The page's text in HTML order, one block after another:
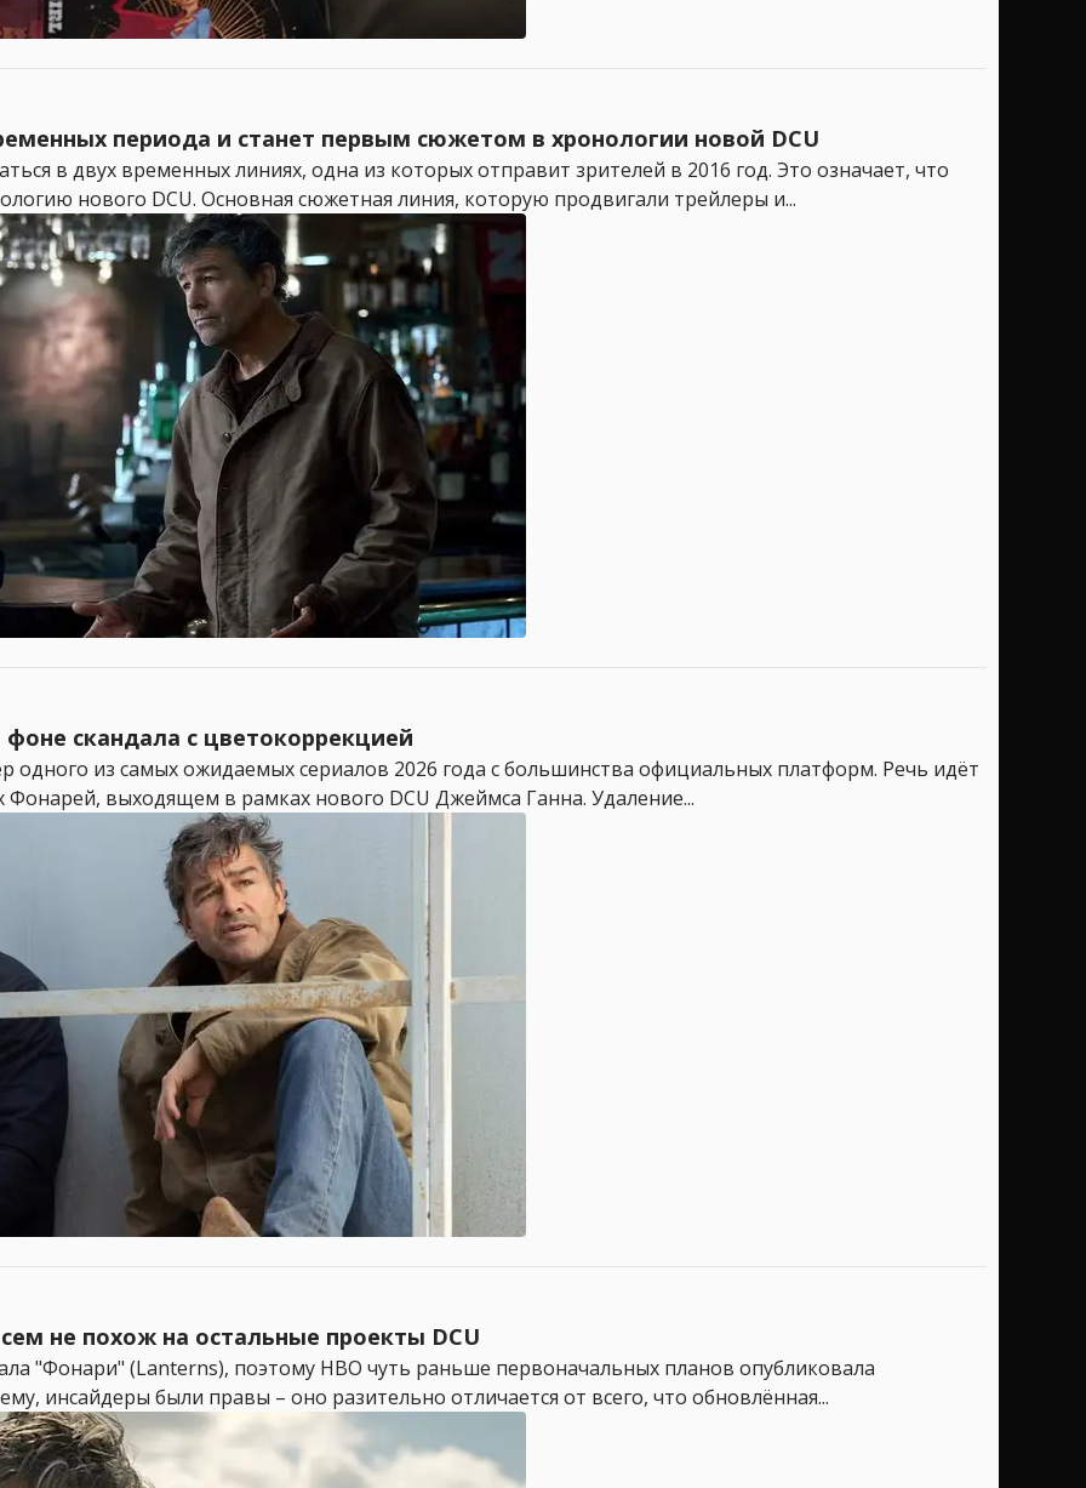
периода и станет первым сюжетом в хронологии новой DCU
в двух временных линиях, одна из которых отправит зрителей в 2016 год. Это означает, что
нового DCU. Основная сюжетная линия, которую продвигали трейлеры и...
скандала с цветокоррекцией
одного из самых ожидаемых сериалов 2026 года с большинства официальных платформ. Речь идёт
выходящем в рамках нового DCU Джеймса Ганна. Удаление...
не похож на остальные проекты DCU
"Фонари" (Lanterns), поэтому HBO чуть раньше первоначальных планов опубликовала
инсайдеры были правы – оно разительно отличается от всего, что обновлённая...